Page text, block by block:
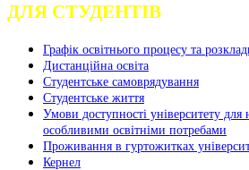
ДЛЯ СТУДЕНТІВ
Графік освітнього процесу та
Дистанційна освіта
Студентське самоврядування
Студентське життя
Умови доступності університету для
особливими освітніми потребами
Проживання в гуртожитках
Кернел